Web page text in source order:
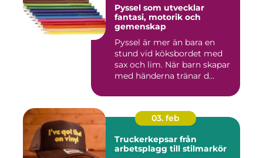
Pyssel som utvecklar
fantasi, motorik och
gemenskap
Pyssel är mer än bara en
stund vid köksbordet med
sax och lim. När barn skapar
med händerna tränar d...
03. feb
Truckerkepsar från
arbetsplagg till stilmarkör